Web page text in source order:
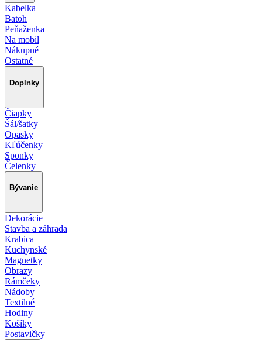
Kabelka
Batoh
Peňaženka
Na mobil
Nákupné
Ostatné
Doplnky
Čiapky
Šál/šatky
Opasky
Kľúčenky
Sponky
Čelenky
Bývanie
Dekorácie
Stavba a záhrada
Krabica
Kuchynské
Magnetky
Obrazy
Rámčeky
Nádoby
Textilné
Hodiny
Košíky
Postavičky